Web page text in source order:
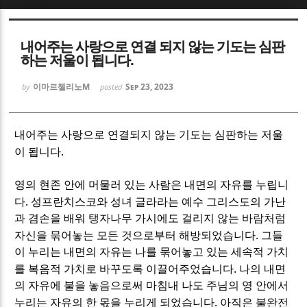
내어주는 사랑으로 연결 되지 않는 기도는 심판
하는 저울이 됩니다.
by 이마르첼리노M posted Sep 23, 2023
내어주는 사랑으로 연결되지 않는 기도는 심판하는 저울
이 됩니다.
영의 현존 안에 머물러 있는 사람은 내면의 자유를 누립니
다. 성프란치스코와 성녀 글라라는 예수 그리스도의 가난
과 겸손을 배워 탱자나무 가시에도 걸리지 않는 바람처럼
자신을 묶어놓는 모든 것으로부터 해방되었습니다. 그들
이 누리는 내면의 자유는 나를 묶어놓고 있는 세속적 가치
를 복음적 가치로 바꾸도록 이끌어주었습니다. 나의 내면
의 자유에 불을 놓음으로써 마침내 나도 주님의 영 안에서
누리는 자유의 한 몫을 누리게 되었습니다. 아직은 불완전
Sketchbook5, 스케치북5
Sketchbook5, 스케치북5
Sketchbook5, 스케치북5
Sketchbook5, 스케치북5